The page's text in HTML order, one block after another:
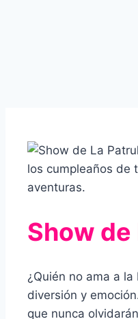
los cumpleaños de
aventuras.
Show
¿Quién no ama a
diversión y
que nunca